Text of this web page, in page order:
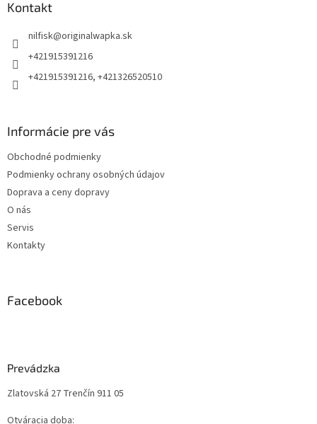
Kontakt
nilfisk@originalwapka.sk
+421915391216
+421915391216, +421326520510
Informácie pre vás
Obchodné podmienky
Podmienky ochrany osobných údajov
Doprava a ceny dopravy
O nás
Servis
Kontakty
Facebook
Prevádzka
Zlatovská 27 Trenčín 911 05
Otváracia doba: